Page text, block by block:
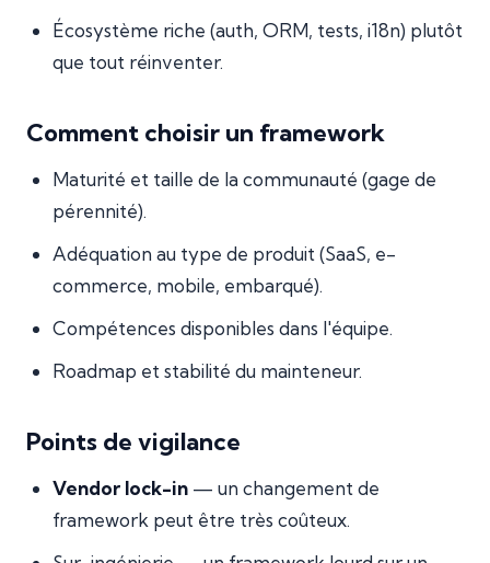
Écosystème riche (auth, ORM, tests, i18n) plutôt
que tout réinventer.
Comment choisir un framework
Maturité et taille de la communauté (gage de
pérennité).
Adéquation au type de produit (SaaS, e-
commerce, mobile, embarqué).
Compétences disponibles dans l'équipe.
Roadmap et stabilité du mainteneur.
Points de vigilance
Vendor lock-in — un changement de
framework peut être très coûteux.